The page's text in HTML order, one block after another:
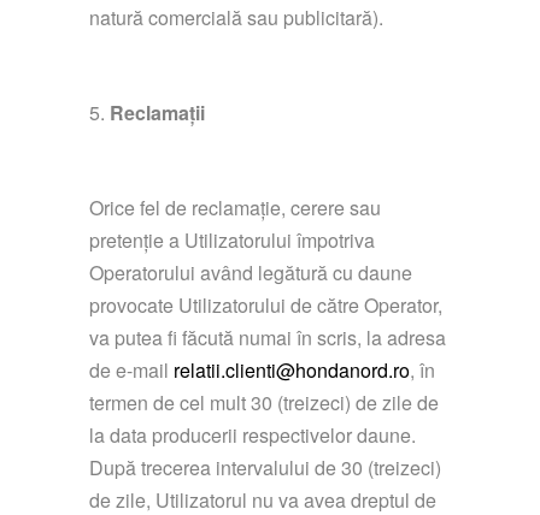
natură comercială sau publicitară).
Reclamații
Orice fel de reclamație, cerere sau
pretenție a Utilizatorului împotriva
Operatorului având legătură cu daune
provocate Utilizatorului de către Operator,
va putea fi făcută numai în scris, la adresa
de e-mail relatii.clienti@hondanord.ro, în
termen de cel mult 30 (treizeci) de zile de
la data producerii respectivelor daune.
După trecerea intervalului de 30 (treizeci)
de zile, Utilizatorul nu va avea dreptul de